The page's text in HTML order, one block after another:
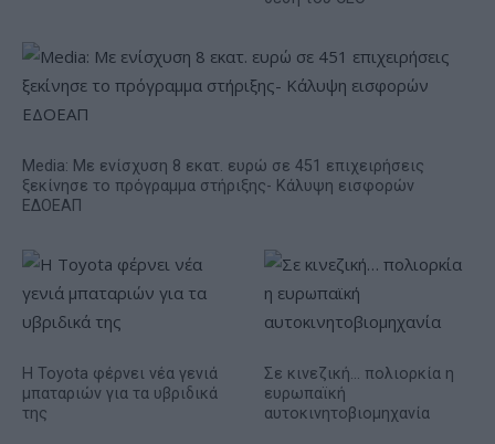
Media: Με ενίσχυση 8 εκατ. ευρώ σε 451 επιχειρήσεις
ξεκίνησε το πρόγραμμα στήριξης- Κάλυψη εισφορών
ΕΔΟΕΑΠ
Η Toyota φέρνει νέα γενιά
μπαταριών για τα υβριδικά
της
Σε κινεζική… πολιορκία η
ευρωπαϊκή
αυτοκινητοβιομηχανία